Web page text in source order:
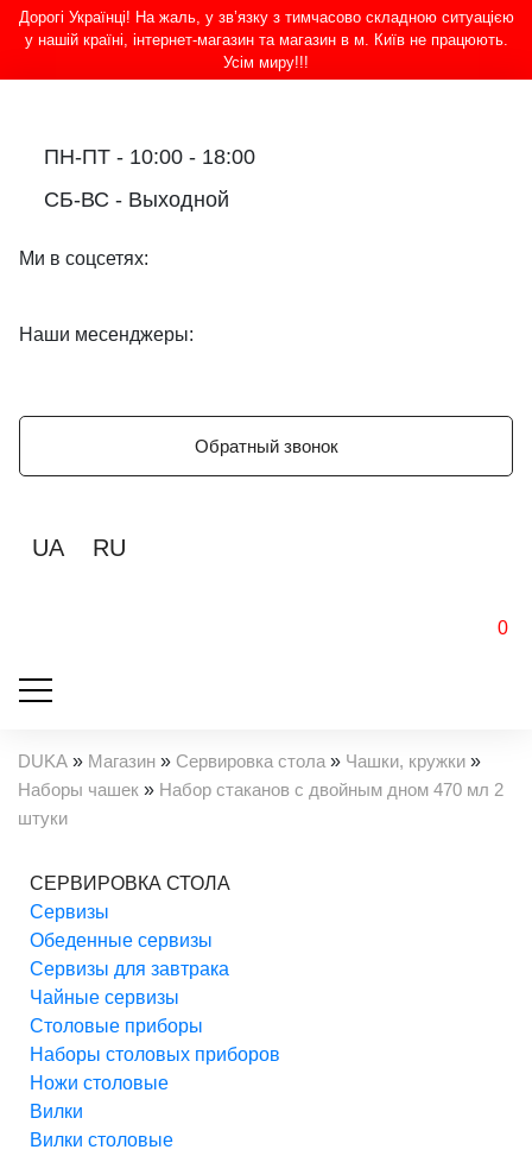
Дорогі Українці! На жаль, у зв’язку з тимчасово складною ситуацією
у нашій країні, інтернет-магазин та магазин в м. Київ не працюють.
Усім миру!!!
ПН-ПТ - 10:00 - 18:00
СБ-ВС - Выходной
Ми в соцсетях:
Наши месенджеры:
Обратный звонок
UA RU
0
DUKA » Магазин » Сервировка стола » Чашки, кружки »
Наборы чашек » Набор стаканов с двойным дном 470 мл 2
штуки
СЕРВИРОВКА СТОЛА
Cервизы
Обеденные сервизы
Сервизы для завтрака
Чайные сервизы
Столовые приборы
Наборы столовых приборов
Ножи столовые
Вилки
Вилки столовые